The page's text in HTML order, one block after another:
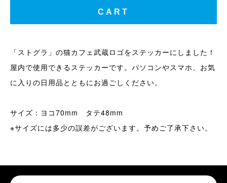
「ストグラ」の猫カフェ武蔵ロゴをステッカーにしました！
屋内で使用できるステッカーです。パソコンやスマホ、お気
に入りの日用品とともにお過ごしください。
サイズ：ヨコ70mm タテ48mm
※サイズには多少の誤差がございます。予めご了承下さい。